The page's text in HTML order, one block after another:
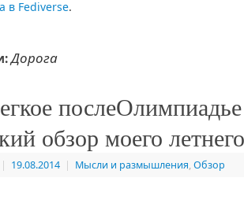
в Fediverse.
Дорога
обзор моего
| 19.08.2014 | Мысли и размышления, Обзор